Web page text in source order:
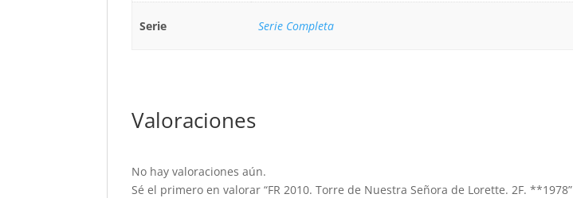
Serie Serie Completa
Valoraciones
No hay valoraciones aún.
Sé el primero en valorar “FR 2010. Torre de Nuestra Señora de Lorette. 2F. **1978”